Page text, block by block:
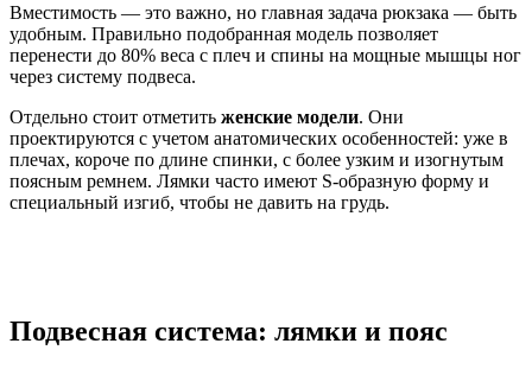
Вместимость — это важно, но главная задача рюкзака — быть
удобным. Правильно подобранная модель позволяет
перенести до 80% веса с плеч и спины на мощные мышцы ног
через систему подвеса.
Отдельно стоит отметить женские модели. Они
проектируются с учетом анатомических особенностей: уже в
плечах, короче по длине спинки, с более узким и изогнутым
поясным ремнем. Лямки часто имеют S-образную форму и
специальный изгиб, чтобы не давить на грудь.
Подвесная система: лямки и пояс